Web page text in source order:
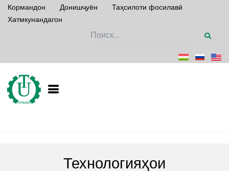
Кормандон Донишҷуён
Таҳсилоти фосилавӣ
Хатмкунандагон
Технологияҳои